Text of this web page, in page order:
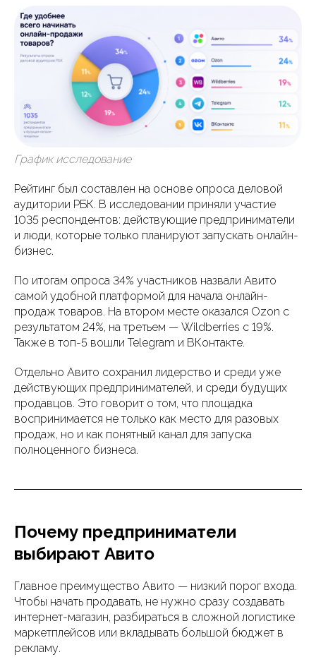
График исследование
Рейтинг был составлен на основе опроса деловой
аудитории РБК. В исследовании приняли участие
1035 респондентов: действующие предприниматели
и люди, которые только планируют запускать онлайн-
бизнес.
По итогам опроса 34% участников назвали Авито
самой удобной платформой для начала онлайн-
продаж товаров. На втором месте оказался Ozon с
результатом 24%, на третьем — Wildberries с 19%.
Также в топ-5 вошли Telegram и ВКонтакте.
Отдельно Авито сохранил лидерство и среди уже
действующих предпринимателей, и среди будущих
продавцов. Это говорит о том, что площадка
воспринимается не только как место для разовых
продаж, но и как понятный канал для запуска
полноценного бизнеса.
Почему предприниматели
выбирают Авито
Главное преимущество Авито — низкий порог входа.
Чтобы начать продавать, не нужно сразу создавать
интернет-магазин, разбираться в сложной логистике
маркетплейсов или вкладывать большой бюджет в
рекламу.